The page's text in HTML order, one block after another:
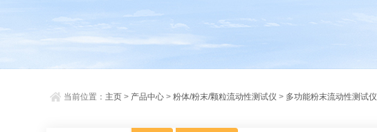
当前位置： 主页 > 产品中心 >粉体/粉末/颗粒流动性测试仪 > 多功能粉末流动性测试仪